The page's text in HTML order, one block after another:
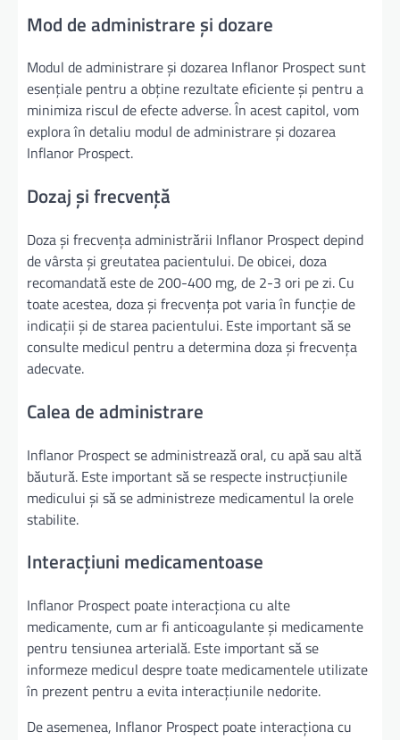
Mod de administrare și dozare
Modul de administrare și dozarea Inflanor Prospect sunt
esențiale pentru a obține rezultate eficiente și pentru a
minimiza riscul de efecte adverse. În acest capitol, vom
explora în detaliu modul de administrare și dozarea
Inflanor Prospect.
Dozaj și frecvență
Doza și frecvența administrării Inflanor Prospect depind
de vârsta și greutatea pacientului. De obicei, doza
recomandată este de 200-400 mg, de 2-3 ori pe zi. Cu
toate acestea, doza și frecvența pot varia în funcție de
indicații și de starea pacientului. Este important să se
consulte medicul pentru a determina doza și frecvența
adecvate.
Calea de administrare
Inflanor Prospect se administrează oral, cu apă sau altă
băutură. Este important să se respecte instrucțiunile
medicului și să se administreze medicamentul la orele
stabilite.
Interacțiuni medicamentoase
Inflanor Prospect poate interacționa cu alte
medicamente, cum ar fi anticoagulante și medicamente
pentru tensiunea arterială. Este important să se
informeze medicul despre toate medicamentele utilizate
în prezent pentru a evita interacțiunile nedorite.
De asemenea, Inflanor Prospect poate interacționa cu